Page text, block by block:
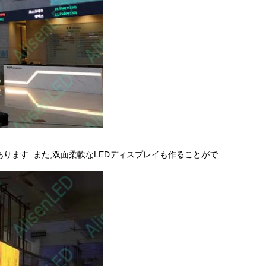
ます. また,双面柔軟なLEDディスプレイも作ることがで